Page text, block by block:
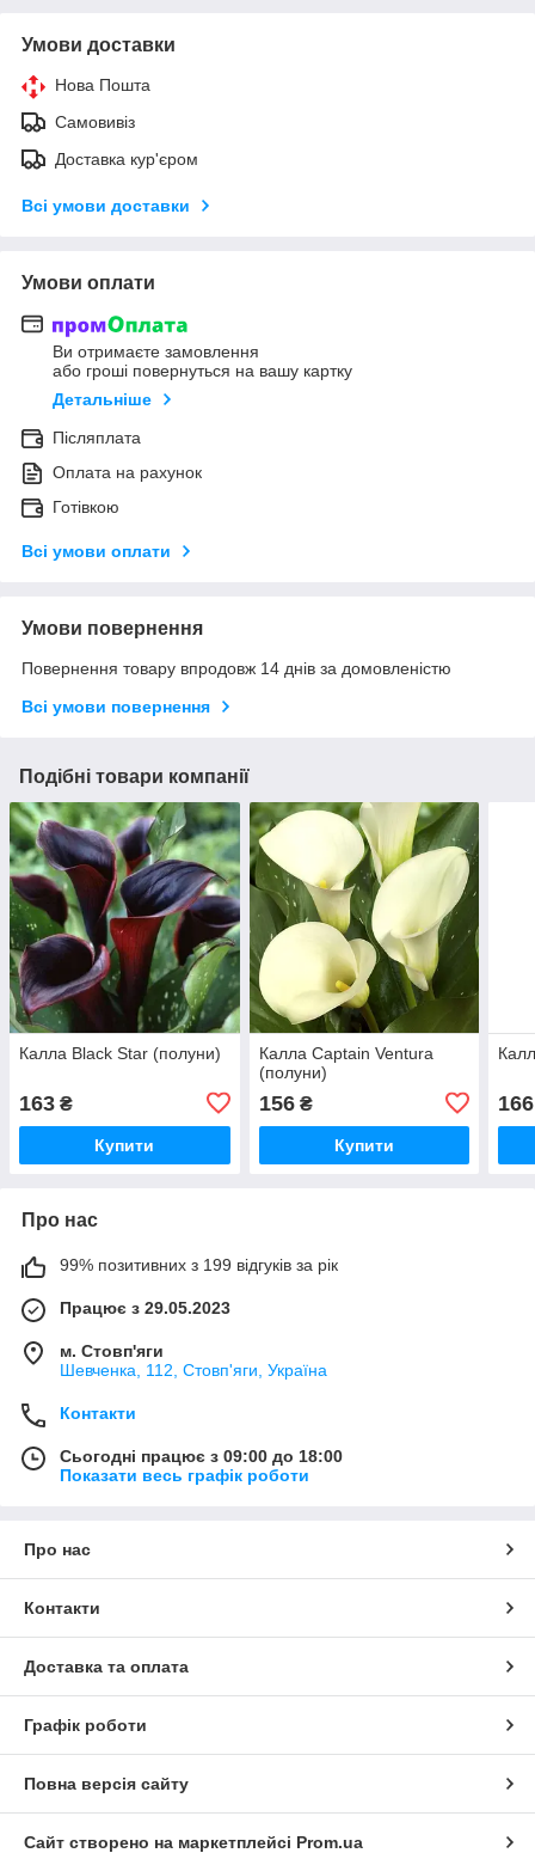
Умови доставки
Нова Пошта
Самовивіз
Доставка кур'єром
Всі умови доставки
Умови оплати
Ви отримаєте замовлення
або гроші повернуться на вашу картку
Детальніше
Післяплата
Оплата на рахунок
Готівкою
Всі умови оплати
Умови повернення
Повернення товару впродовж 14 днів за домовленістю
Всі умови повернення
Подібні товари компанії
Калла Black Star (полуни)
163 ₴
Купити
Калла Captain Ventura
(полуни)
156₴
Купити
166
Про нас
99% позитивних з 199 відгуків за рік
Працює з 29.05.2023
м. Стовп'яги
Шевченка, 112, Стовп'яги, Україна
Контакти
Сьогодні працює з 09:00 до 18:00
Показати весь графік роботи
Про нас
Контакти
Доставка та оплата
Графік роботи
Повна версія сайту
Сайт створено на маркетплейсі Prom.ua